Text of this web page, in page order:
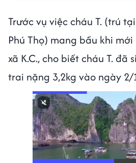
Trước vụ việc cháu T. (trú
Phú Thọ) mang bầu khi
xã K.C., cho biết cháu T. đã
trai nặng 3,2kg vào ngày 2/